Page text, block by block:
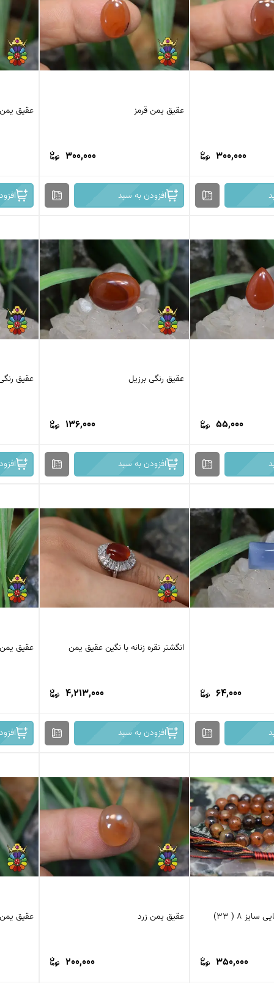
استیک اگات
عقیق عسلی
عقیق اتشین
عقیق شجر
300,000
عقیق یمن قرمز
300,000
افزودن به سبد
عقیق
55,000
عقیق رنگی برزیل
136,000
افزودن به سبد
عقیق
64,000
انگشتر نقره زنانه با نگین عقیق یمن
4,213,000
افزودن به سبد
عقیق
تسبیح عقیق افریقایی سایز 8 ( 33)
350,000
عقیق یمن زرد
200,000
عقیق